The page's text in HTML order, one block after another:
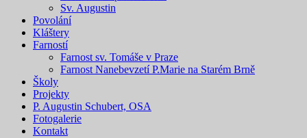
Sv. Augustin
Povolání
Kláštery
Farností
Farnost sv. Tomáše v Praze
Farnost Nanebevzetí P.Marie na Starém Brně
Školy
Projekty
P. Augustin Schubert, OSA
Fotogalerie
Kontakt